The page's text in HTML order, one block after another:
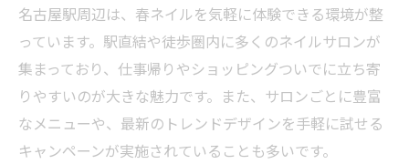
名古屋駅周辺は、春ネイルを気軽に体験できる環境が整
っています。駅直結や徒歩圏内に多くのネイルサロンが
集まっており、仕事帰りやショッピングついでに立ち寄
りやすいのが大きな魅力です。また、サロンごとに豊富
なメニューや、最新のトレンドデザインを手軽に試せる
キャンペーンが実施されていることも多いです。